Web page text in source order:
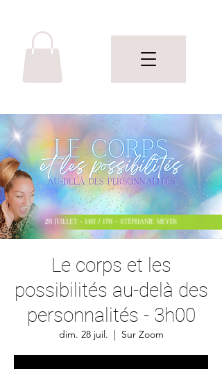
Le corps et les
possibilités au-delà des
personnalités - 3h00
dim. 28 juil.
  |
Sur Zoom